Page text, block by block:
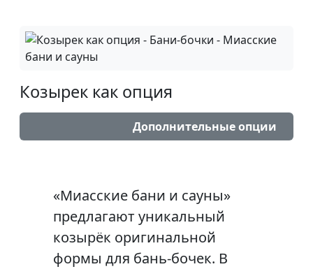
Козырек как опция
Дополнительные опции
«Миасские бани и сауны»
предлагают уникальный
козырёк оригинальной
формы для бань-бочек. В